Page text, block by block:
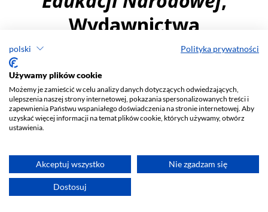
polski Polityka prywatności
Używamy plików cookie
Możemy je zamieścić w celu analizy danych dotyczących odwiedzających,
ulepszenia naszej strony internetowej, pokazania spersonalizowanych treści i
zapewnienia Państwu wspaniałego doświadczenia na stronie internetowej. Aby
uzyskać więcej informacji na temat plików cookie, których używamy, otwórz
ustawienia.
Akceptuj wszystko Nie zgadzam się
Dostosuj